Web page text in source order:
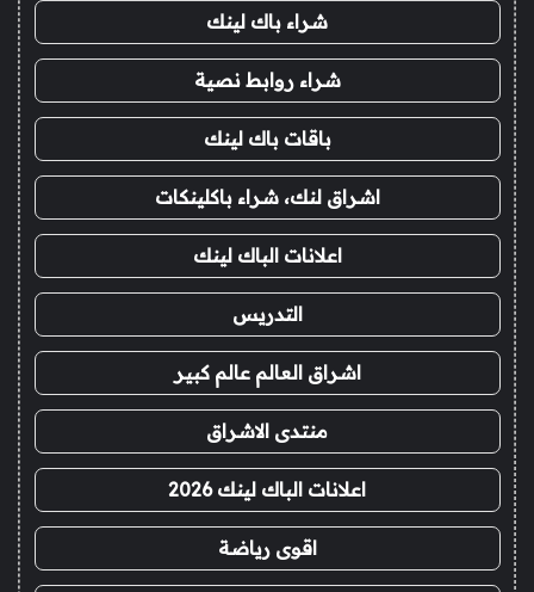
شراء باك لينك
شراء روابط نصية
باقات باك لينك
اشراق لنك، شراء باكلينكات
اعلانات الباك لينك
التدريس
اشراق العالم عالم كبير
منتدى الاشراق
اعلانات الباك لينك 2026
اقوى رياضة